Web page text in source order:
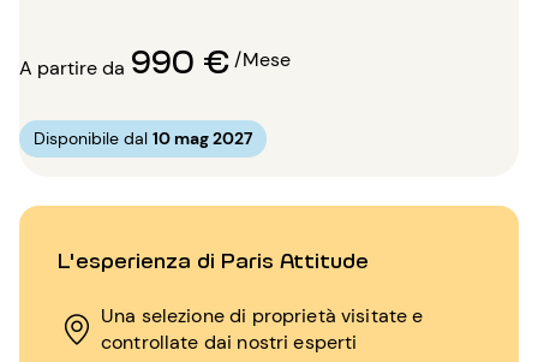
L'esperienza di Paris Attitude
Una selezione di proprietà visitate e
controllate dai nostri esperti
A partire da 990 €/Mese
Disponibile dal 10 mag 2027